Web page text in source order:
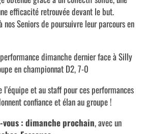
efficacité retrouvée devant le but.
Seniors de poursuivre leur parcours en
dimanche dernier face à Silly
en championnat D2, 7-0
et au staff pour ces performances
confiance et élan au groupe !
: dimanche prochain, avec un